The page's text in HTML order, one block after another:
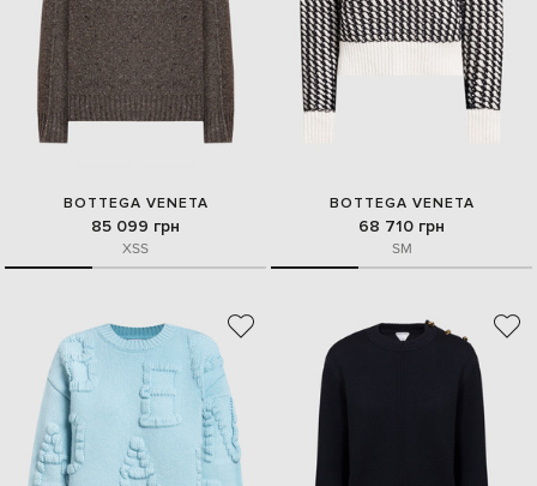
BOTTEGA VENETA
85 099 грн
XSS
BOTTEGA VENETA
68 710 грн
SM